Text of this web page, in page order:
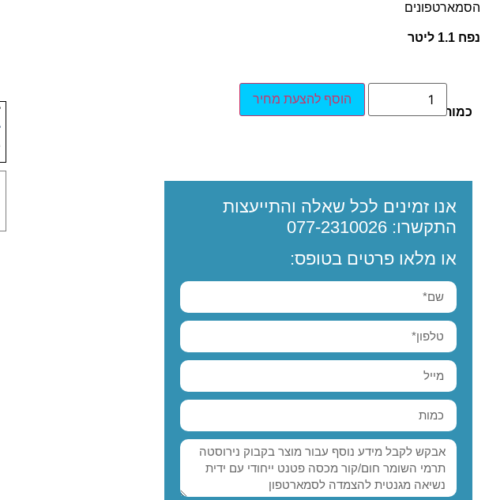
הסמארטפונים
נפח 1.1 ליטר
כמות:
הוסף להצעת מחיר
אנו זמינים לכל שאלה והתייעצות
התקשרו: 077-2310026
או מלאו פרטים בטופס: